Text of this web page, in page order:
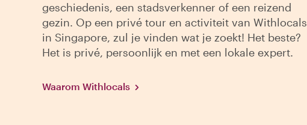
geschiedenis, een stadsverkenner of een reizend
gezin. Op een privé tour en activiteit van Withlocals
in Singapore, zul je vinden wat je zoekt! Het beste?
Het is privé, persoonlijk en met een lokale expert.
Waarom Withlocals